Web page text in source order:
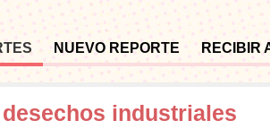
NUEVO REPORTE RECIBIR
industriales